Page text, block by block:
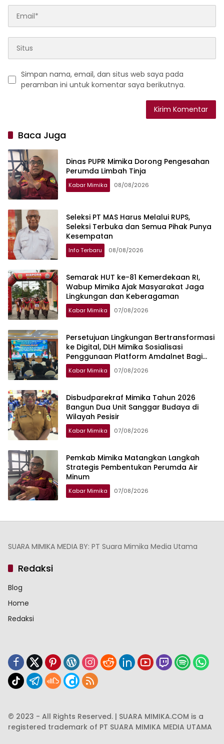
Simpan nama, email, dan situs web saya pada
peramban ini untuk komentar saya berikutnya.
Baca Juga
Dinas PUPR Mimika Dorong Pengesahan
Perumda Limbah Tinja
Kabar Mimika 08/08/2026
Seleksi PT MAS Harus Melalui RUPS,
Seleksi Terbuka dan Semua Pihak Punya
Kesempatan
Info Terbaru 08/08/2026
Semarak HUT ke-81 Kemerdekaan RI,
Wabup Mimika Ajak Masyarakat Jaga
Lingkungan dan Keberagaman
Kabar Mimika 07/08/2026
Persetujuan Lingkungan Bertransformasi
ke Digital, DLH Mimika Sosialisasi
Penggunaan Platform Amdalnet Bagi
Pelaku Usaha
Kabar Mimika 07/08/2026
Disbudparekraf Mimika Tahun 2026
Bangun Dua Unit Sanggar Budaya di
Wilayah Pesisir
Kabar Mimika 07/08/2026
Pemkab Mimika Matangkan Langkah
Strategis Pembentukan Perumda Air
Minum
Kabar Mimika 07/08/2026
SUARA MIMIKA MEDIA BY: PT Suara Mimika Media Utama
Redaksi
Blog
Home
Redaksi
© 2023 - All Rights Reserved. | SUARA MIMIKA.COM is a
registered trademark of PT SUARA MIMIKA MEDIA UTAMA